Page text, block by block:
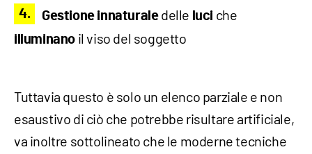
Gestione innaturaledelle luci che
illuminano il viso del soggetto
Tuttavia questo è solo un elenco parziale e non
esaustivo di ciò che potrebbe risultare artificiale,
va inoltre sottolineato che le moderne tecniche